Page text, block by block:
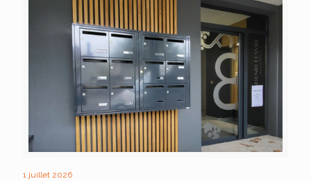
1 juillet 2026